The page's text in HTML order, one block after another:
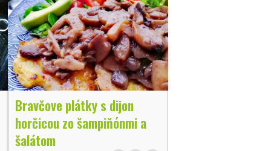
Bravčove plátky s dijon
horčicou zo šampiňónmi a
šalátom